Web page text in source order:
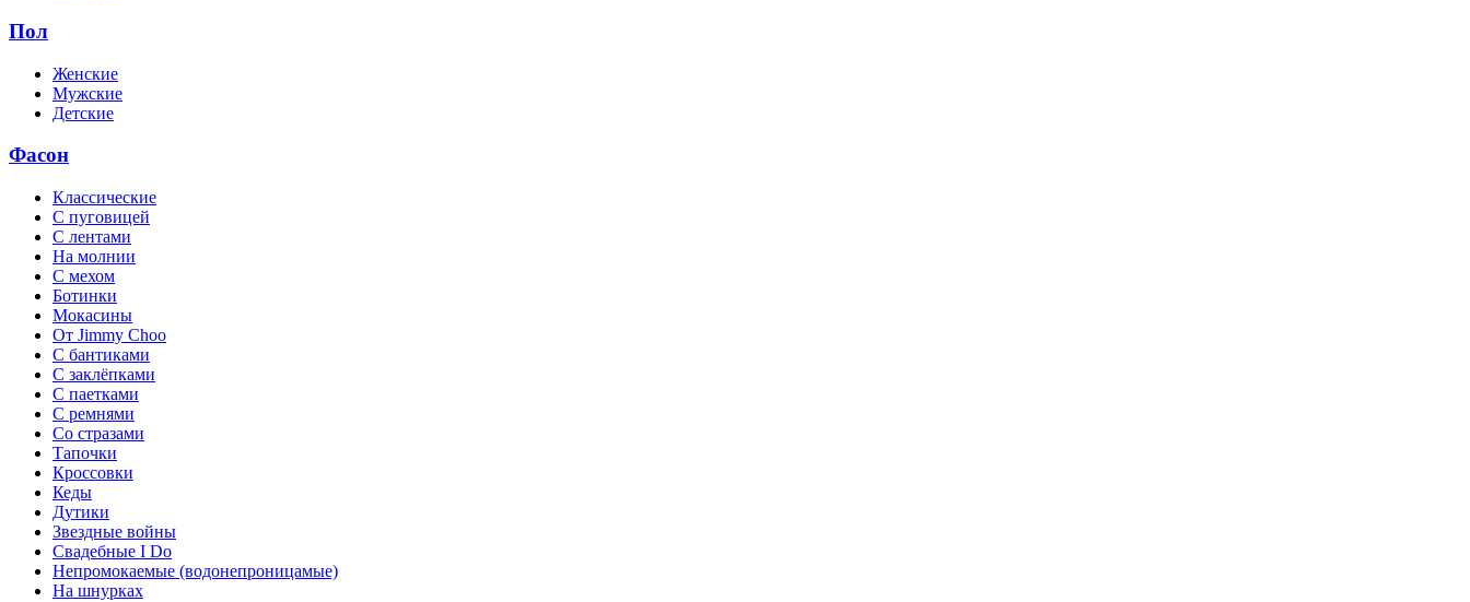
Пол
Женские
Мужские
Детские
Фасон
Классические
С пуговицей
С лентами
На молнии
C мехом
Ботинки
Мокасины
От Jimmy Choo
С бантиками
С заклёпками
С паетками
С ремнями
Со стразами
Тапочки
Кроссовки
Кеды
Дутики
Звездные войны
Свадебные I Do
Непромокаемые (водонепроницамые)
На шнурках